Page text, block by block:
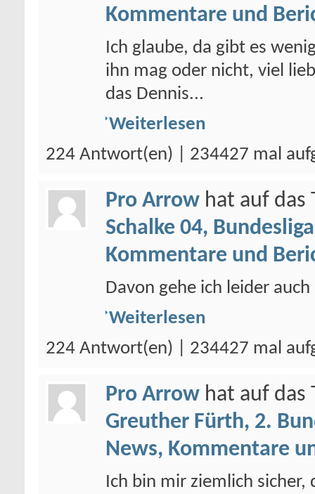
Kommentare und
Ich glaube, da gibt es
ihn mag oder nicht, viel
das Dennis...
Weiterlesen
224 Antwort(en) | 234427 mal
Pro Arrow hat auf das
Schalke 04,
Kommentare und
Davon gehe ich leider auch
Weiterlesen
224 Antwort(en) | 234427 mal
Pro Arrow hat auf das
Greuther Fürth, 2.
News, Kommentare
Ich bin mir ziemlich sicher,